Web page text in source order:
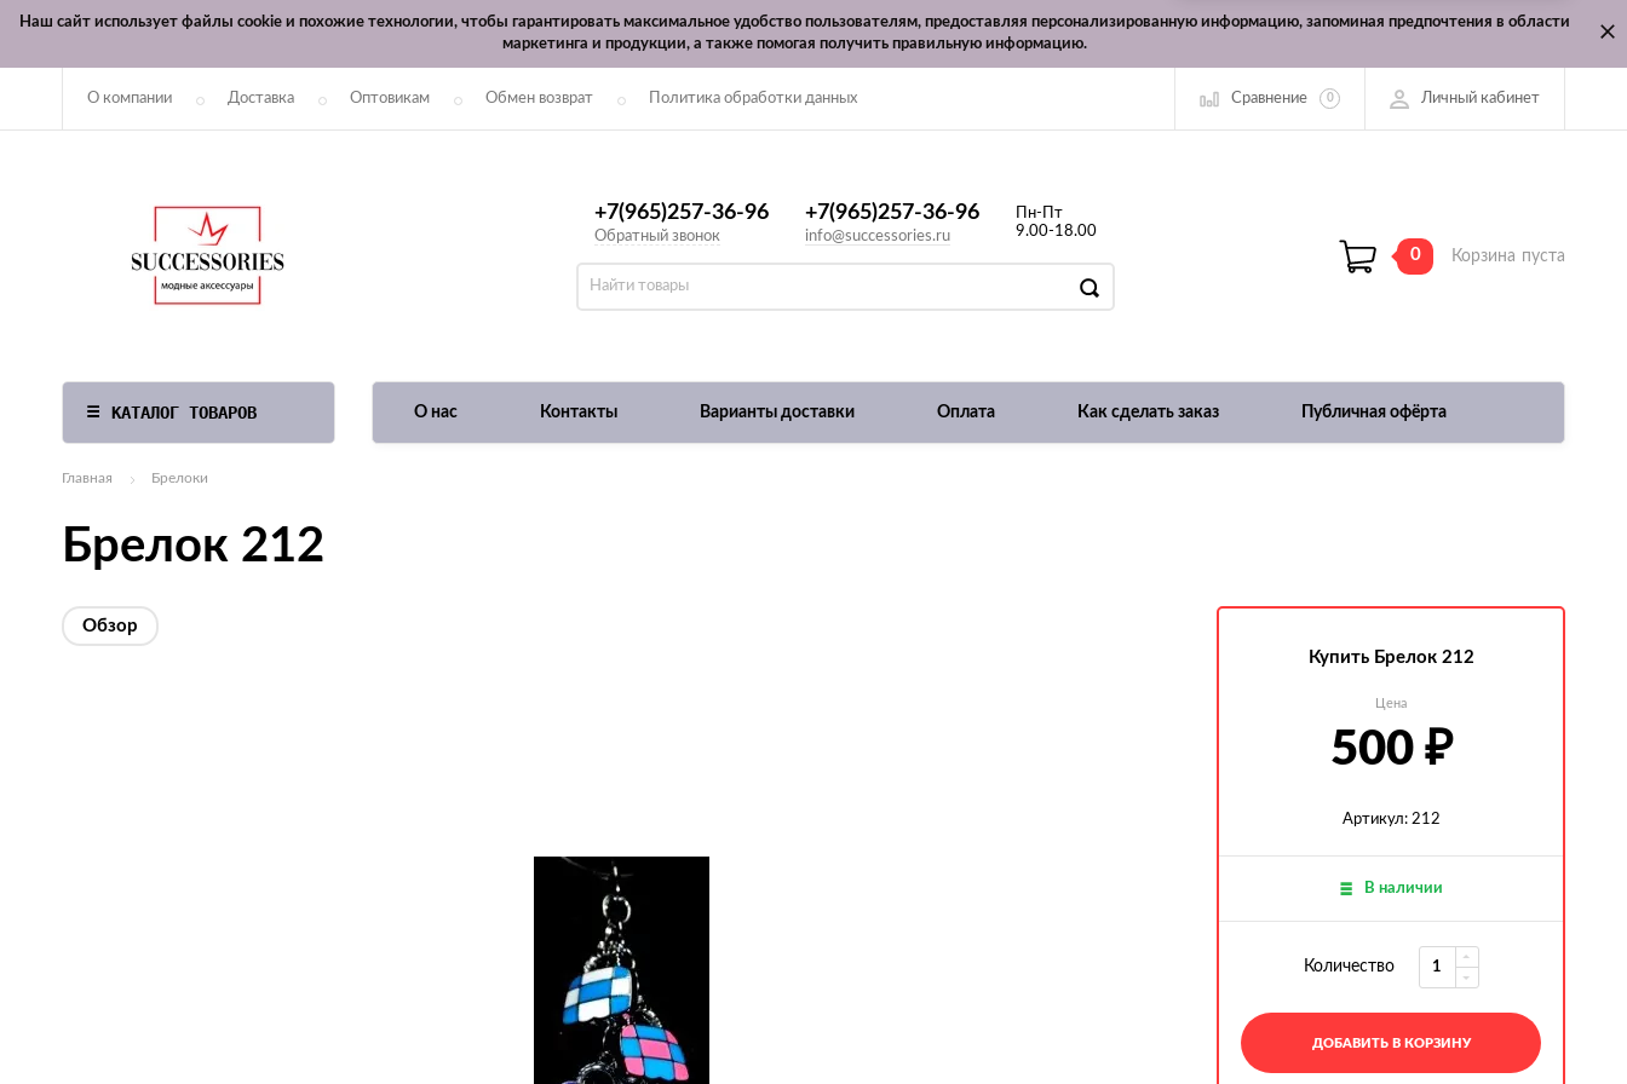
Наш сайт использует файлы cookie и похожие технологии, чтобы гарантировать максимальное удобство пользователям, предоставляя персонализированную информацию, запоминая предпочтения в области
маркетинга и продукции, а также помогая получить правильную информацию.
О компании Доставка Оптовикам Обмен возврат Политика обработки данных Сравнение 0 Личный кабинет
+7(965)257-36-96
Обратный звонок
+7(965)257-36-96
info@successories.ru
Пн-Пт
9.00-18.00
0 Корзина пуста
КАТАЛОГ ТОВАРОВ О нас Контакты Варианты доставки Оплата Как сделать заказ Публичная офёрта
Главная Брелоки
Брелок 212
Обзор
Купить Брелок 212
Цена
500 ₽
Артикул: 212
В наличии
Количество
ДОБАВИТЬ В КОРЗИНУ